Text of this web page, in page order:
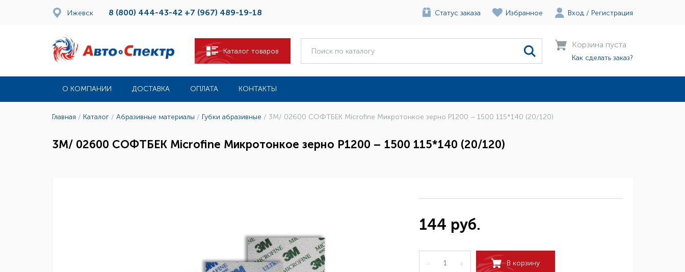
Ижевск 8 (800) 444-43-42 +7 (967) 489-19-18 Статус заказа Избранное Вход / Регистрация
Каталог товаров
Корзина пуста
Как сделать заказ?
О КОМПАНИИ ДОСТАВКА ОПЛАТА КОНТАКТЫ
Главная / Каталог / Абразивные материалы / Губки абразивные / 3M/ 02600 СОФТБЕК Microfine Микротонкое зерно P1200 – 1500 115*140 (20/120)
3M/ 02600 СОФТБЕК Microfine Микротонкое зерно P1200 – 1500 115*140 (20/120)
144 руб.
– + В корзину